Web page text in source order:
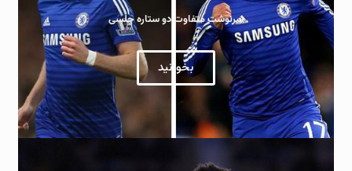
سرنوشت متفاوت دو ستاره چلسی
بخوانید